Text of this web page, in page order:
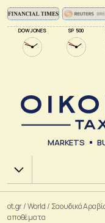
DOW JONES SP 500
MARKETS
Χ.Α.
ot.gr/World / Σαουδικά
αποθέματα